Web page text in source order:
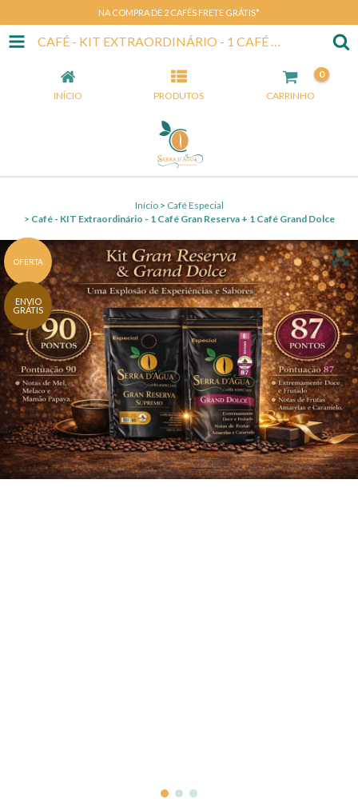
NA COMPRA DE 2 CAFÉS FRETE GRÁTIS*
CAFÉ - KIT EXTRAORDINÁRIO - 1 CAFÉ GRAN RESERVA + 1 CAFÉ GRAND DOLCE
INÍCIO PRODUTOS CARRINHO
0
Início > Café Especial
> Café - KIT Extraordinário - 1 Café Gran Reserva + 1 Café Grand Dolce
OFERTA
ENVIO
GRÁTIS